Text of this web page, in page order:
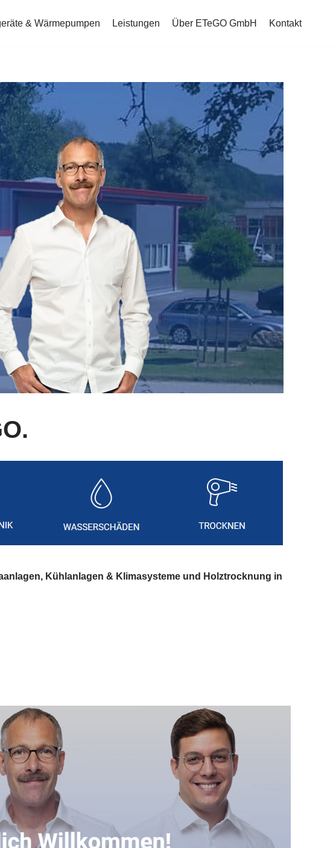
& Wärmepumpen Leistungen Über ETeGO GmbH Kontakt
Kühlanlagen & Klimasysteme und Holztrocknung in